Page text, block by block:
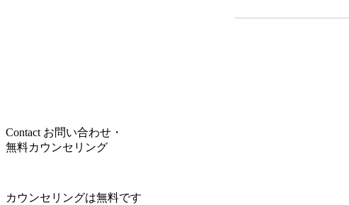
Contact お問い合わせ・
無料カウンセリング
カウンセリングは無料です